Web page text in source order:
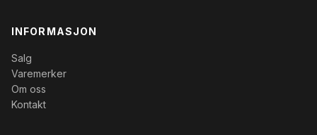
INFORMASJON
Salg
Varemerker
Om oss
Kontakt